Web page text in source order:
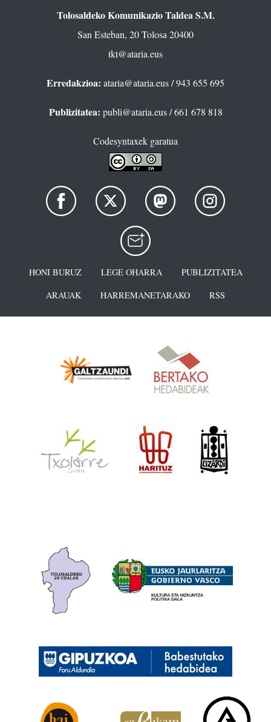
Tolosaldeko Komunikazio Taldea S.M.
San Esteban, 20 Tolosa 20400
tkt@ataria.eus
Erredakzioa: ataria@ataria.eus/ 943 655 695
Publizitatea: publi@ataria.eus/ 661 678 818
Codesyntaxek garatua
HONI BURUZ LEGE OHARRA
PUBLIZITATEA
ARAUAK
HARREMANETARAKO RSS